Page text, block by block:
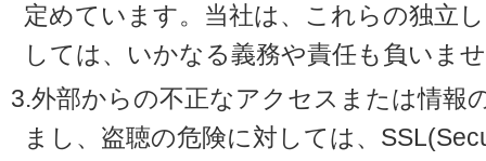
定めています。当社は、これらの独立
しては、いかなる義務や責任も負いま
3.外部からの不正なアクセスまたは情報
まし、盗聴の危険に対しては、